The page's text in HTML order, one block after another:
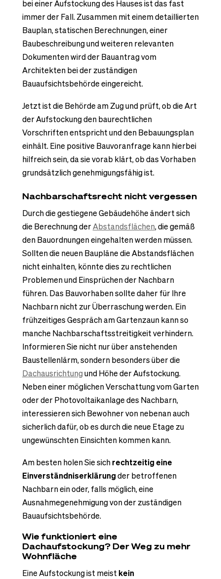
bei einer Aufstockung des Hauses ist das fast
immer der Fall. Zusammen mit einem detaillierten
Bauplan, statischen Berechnungen, einer
Baubeschreibung und weiteren relevanten
Dokumenten wird der Bauantrag vom
Architekten bei der zuständigen
Bauaufsichtsbehörde eingereicht.
Jetzt ist die Behörde am Zug und prüft, ob die Art
der Aufstockung den baurechtlichen
Vorschriften entspricht und den Bebauungsplan
einhält. Eine positive Bauvoranfrage kann hierbei
hilfreich sein, da sie vorab klärt, ob das Vorhaben
grundsätzlich genehmigungsfähig ist.
Nachbarschaftsrecht nicht vergessen
Durch die gestiegene Gebäudehöhe ändert sich
die Berechnung derAbstandsflächen, die gemäß
den Bauordnungen eingehalten werden müssen.
Sollten die neuen Baupläne die Abstandsflächen
nicht einhalten, könnte dies zu rechtlichen
Problemen und Einsprüchen der Nachbarn
führen. Das Bauvorhaben sollte daher für Ihre
Nachbarn nicht zur Überraschung werden. Ein
frühzeitiges Gespräch am Gartenzaun kann so
manche Nachbarschaftsstreitigkeit verhindern.
Informieren Sie nicht nur über anstehenden
Baustellenlärm, sondern besonders über die
Dachausrichtungund Höhe der Aufstockung.
Neben einer möglichen Verschattung vom Garten
oder der Photovoltaikanlage des Nachbarn,
interessieren sich Bewohner von nebenan auch
sicherlich dafür, ob es durch die neue Etage zu
ungewünschten Einsichten kommen kann.
Am besten holen Sie sichrechtzeitig eine
Einverständniserklärungder betroffenen
Nachbarn ein oder, falls möglich, eine
Ausnahmegenehmigung von der zuständigen
Bauaufsichtsbehörde.
Wie funktioniert eine
Dachaufstockung? Der Weg zu mehr
Wohnfläche
Eine Aufstockung ist meistkein